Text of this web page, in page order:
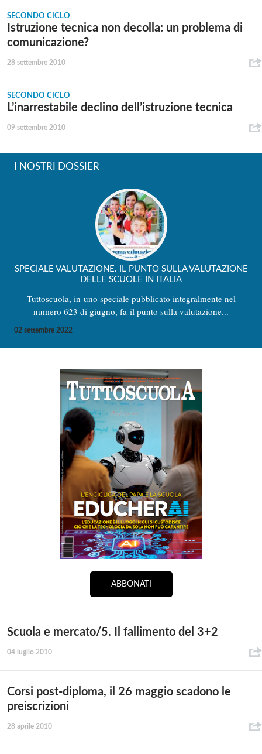
SECONDO CICLO
Istruzione tecnica non decolla: un problema di
comunicazione?
28 settembre 2010
SECONDO CICLO
L’inarrestabile declino dell’istruzione tecnica
09 settembre 2010
I NOSTRI DOSSIER
SPECIALE VALUTAZIONE. IL PUNTO SULLA VALUTAZIONE
DELLE SCUOLE IN ITALIA
Tuttoscuola, in uno speciale pubblicato integralmente nel
numero 623 di giugno, fa il punto sulla valutazione...
02 settembre 2022
ABBONATI
Scuola e mercato/5. Il fallimento del 3+2
04 luglio 2010
Corsi post-diploma, il 26 maggio scadono le
preiscrizioni
28 aprile 2010